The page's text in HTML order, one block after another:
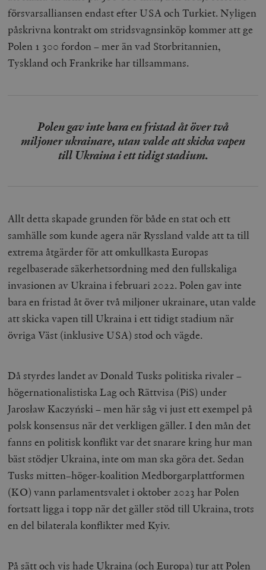
försvarsalliansen endast efter USA och Turkiet. Nyligen
påskrivna kontrakt om stridsvagnsinköp kommer att ge
Polen 1 300 fordon – mer än vad Storbritannien,
Tyskland och Frankrike har tillsammans.
Polen gav inte bara en fristad åt över två
miljoner ukrainare, utan valde att skicka vapen
till Ukraina i ett tidigt stadium.
Allt detta skapade grunden för både en stat och ett
samhälle som kunde agera när Ryssland valde att ta till
extrema åtgärder för att omkullkasta Europas
regelbaserade säkerhetsordning med den fullskaliga
invasionen av Ukraina i februari 2022. Polen gav inte
bara en fristad åt över två miljoner ukrainare, utan valde
att skicka vapen till Ukraina i ett tidigt stadium när
övriga Väst (inklusive USA) stod och vägde.
Då styrdes landet av Donald Tusks politiska rivaler –
högernationalistiska Lag och Rättvisa (PiS) under
Jarosław Kaczyński – men här såg vi just ett exempel på
polsk konsensus när det verkligen gäller. I den mån det
fanns en politisk konflikt var det snarare kring hur man
bäst stödjer Ukraina, inte om man ska göra det. Sedan
Tusks mitten–höger-koalition Medborgarplattformen
(KO) vann parlamentsvalet i oktober 2023 har Polen
fortsatt ligga i topp när det gäller stöd till Ukraina, trots
en del bilaterala konflikter med Kyiv.
På sätt och vis hade Ukraina (och Europa) tur att Polen